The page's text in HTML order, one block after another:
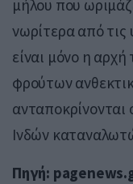
μήλου που
νωρίτερα από τις
είναι μόνο η
φρούτων
Ινδών
Πηγή: